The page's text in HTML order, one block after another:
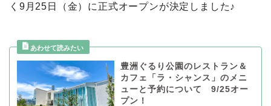
く9月25日（金）に正式オープンが決定しました♪
豊洲ぐるり公園のレストラン＆
カフェ「ラ・シャンス」のメニ
ューと予約について 9/25オー
プン！